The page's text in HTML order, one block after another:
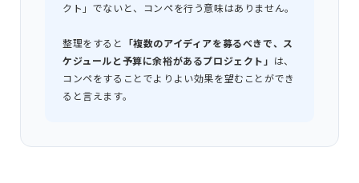
クト」でないと、コンペを行う意味はありません。
整理をすると 「複数のアイディアを募るべきで、ス
ケジュールと予算に余裕があるプロジェクト」 は、
コンペをすることでよりよい効果を望むことができ
ると言えます。